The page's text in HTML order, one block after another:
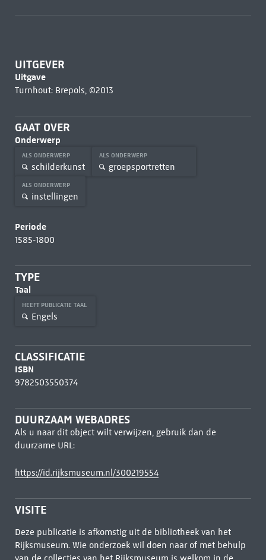
UITGEVER
Uitgave
Turnhout: Brepols, ©2013
GAAT OVER
Onderwerp
ALS ONDERWERP
schilderkunst
ALS ONDERWERP
groepsportretten
ALS ONDERWERP
instellingen
Periode
1585-1800
TYPE
Taal
HEEFT PUBLICATIE TAAL
Engels
CLASSIFICATIE
ISBN
9782503550374
DUURZAAM WEBADRES
Als u naar dit object wilt verwijzen, gebruik dan de
duurzame URL:
https://id.rijksmuseum.nl/300219554
VISITE
Deze publicatie is afkomstig uit de bibliotheek van het
Rijksmuseum. Wie onderzoek wil doen naar of met behulp